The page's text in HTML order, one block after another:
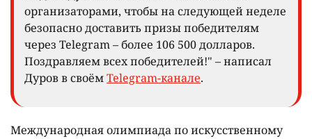
организаторами, чтобы на следующей неделе
безопасно доставить призы победителям
через Telegram – более 106 500 долларов.
Поздравляем всех победителей!" – написал
Дуров в своёмTelegram-канале.
Международная олимпиада по искусственному